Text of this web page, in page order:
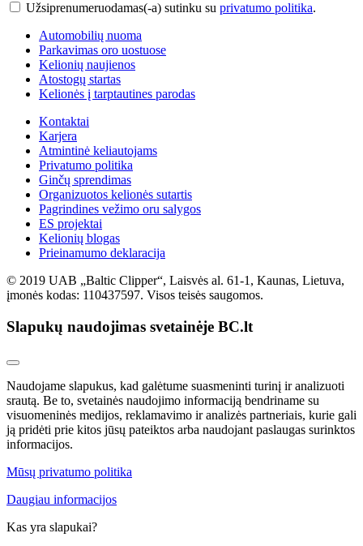
Užsiprenumeruodamas(-a) sutinku su privatumo politika.
Automobilių nuoma
Parkavimas oro uostuose
Kelionių naujienos
Atostogų startas
Kelionės į tarptautines parodas
Kontaktai
Karjera
Atmintinė keliautojams
Privatumo politika
Ginčų sprendimas
Organizuotos kelionės sutartis
Pagrindines vežimo oru salygos
ES projektai
Kelionių blogas
Prieinamumo deklaracija
© 2019 UAB „Baltic Clipper“, Laisvės al. 61-1, Kaunas, Lietuva,
įmonės kodas: 110437597. Visos teisės saugomos.
Slapukų naudojimas svetainėje BC.lt
Naudojame slapukus, kad galėtume suasmeninti turinį ir analizuoti
srautą. Be to, svetainės naudojimo informaciją bendriname su
visuomeninės medijos, reklamavimo ir analizės partneriais, kurie gali
ją pridėti prie kitos jūsų pateiktos arba naudojant paslaugas surinktos
informacijos.
Mūsų privatumo politika
Daugiau informacijos
Kas yra slapukai?